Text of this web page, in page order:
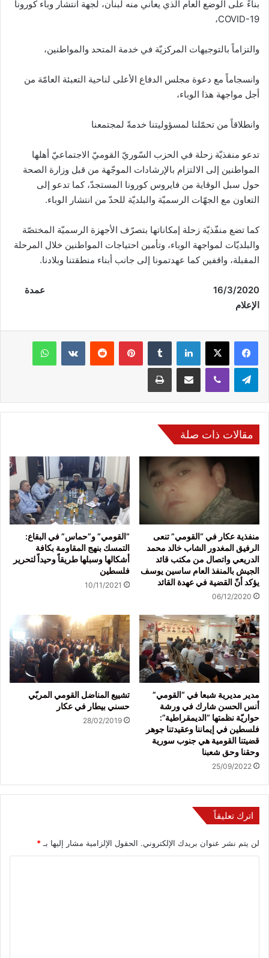
بناءً على الوضع العام الذي يعاني منه لبنان، لجهة انتشار وباء كورونا
COVID-19،
والتزاماً بالتوجيهات المركزيّة في خدمة المتحد والمواطنين،
وانسجاماً مع دعوة مجلس الدفاع الأعلى لناحية التعبئة العامّة من
أجل مواجهة هذا الوباء،
وانطلاقاً من تحمّلنا لمسؤوليتنا خدمةً لمجتمعنا
تدعو منفذيّة زحلة في الحزب السّوريّ القوميّ الاجتماعيّ أهلها
المواطنين إلى الالتزام بالإرشادات الموجّهة من قبل وزارة الصحة
حول سبل الوقاية من فايروس كورونا المستجدّ، كما تدعو إلى
التعاون مع الجهّات الرسميّة والبلديّة للحدّ من انتشار الوباء.
كما تضع منفّذيّة زحلة إمكاناتها بتصرّف الأجهزة الرسميّة المختصّة
والبلديّات لمواجهة الوباء، وتأمين احتياجات المواطنين خلال المرحلة
المقبلة، واقفين كما عهدتمونا إلى جانب أبناء منطقتنا وبلادنا.
16/3/2020
عمدة
الإعلام
فيسبوك لينكدإن بينتيريست
مقالات ذات صلة
منفذية عكار في “القومي” تنعى
الرفيق المغدور الشاب خالد محمد
الدريعي واتصال من مكتب قائد
الجيش بالمنفذ العام ساسين يوسف
يؤكد أنّ القضية في عهدة القائد
06/12/2020
“القومي” و”حماس” في البقاع:
التمسك بنهج المقاومة بكافة
أشكالها وسبلها طريقاً وحيداً لتحرير
فلسطين
10/11/2021
مدير مديرية شبعا في “القومي”
أنس الحسن شارك في ورشة
حواريّة نظمتها “الديمقراطية”:
فلسطين في إيماننا وعقيدتنا جوهر
قضيتنا القومية هي جنوب سورية
وحقنا وحق شعبنا
25/09/2022
تشييع المناضل القومي المربّي
حسني بيطار في عكار
28/02/2019
اترك تعليقاً
لن يتم نشر عنوان بريدك الإلكتروني. الحقول الإلزامية مشار إليها بـ *